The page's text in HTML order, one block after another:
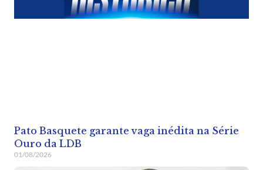
Pato Basquete garante vaga inédita na Série
Ouro da LDB
01/08/2026